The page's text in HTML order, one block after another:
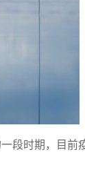
段时期，目